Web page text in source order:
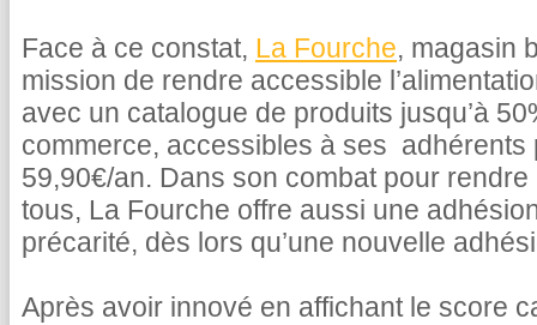
Face à ce constat, La Fourche, magasin
mission de rendre accessible
avec un catalogue de produits jusqu’à
commerce, accessibles à ses adhérents
59,90€/an. Dans son combat pour
tous, La Fourche offre aussi une
précarité, dès lors qu’une nouvelle
Après avoir innové en affichant le score